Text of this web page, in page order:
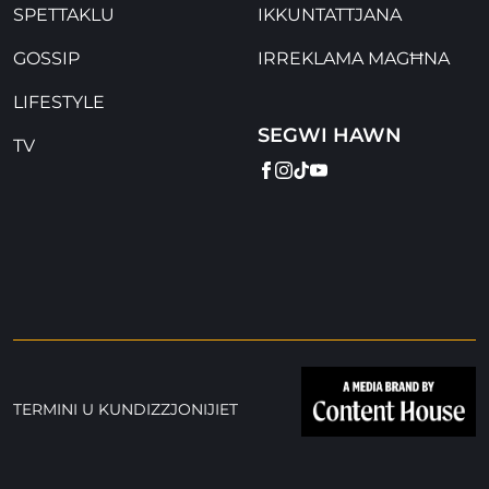
SPETTAKLU
GOSSIP
LIFESTYLE
TV
IKKUNTATTJANA
IRREKLAMA MAGĦNA
SEGWI HAWN
FACEBOOK
INSTAGRAM
TIKTOK
YOUTUBE
TERMINI U KUNDIZZJONIJIET